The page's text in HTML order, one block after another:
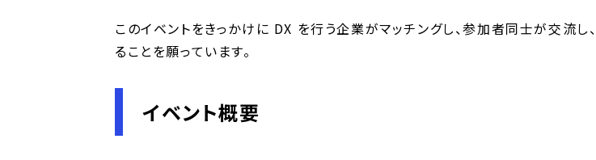
このイベントをきっかけに DX を行う企業がマッチングし、参加者同士が交流
ることを願っています。
イベント概要